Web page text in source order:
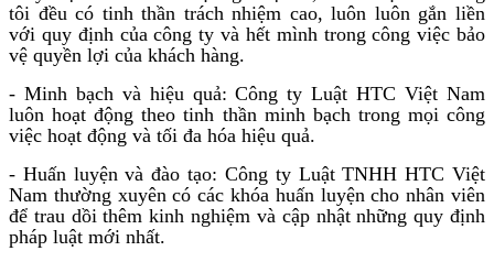
tôi đều có tinh thần trách nhiệm cao, luôn luôn gắn liền
với quy định của công ty và hết mình trong công việc bảo
vệ quyền lợi của khách hàng.
- Minh bạch và hiệu quả: Công ty Luật HTC Việt Nam
luôn hoạt động theo tinh thần minh bạch trong mọi công
việc hoạt động và tối đa hóa hiệu quả.
- Huấn luyện và đào tạo: Công ty Luật TNHH HTC Việt
Nam thường xuyên có các khóa huấn luyện cho nhân viên
để trau dồi thêm kinh nghiệm và cập nhật những quy định
pháp luật mới nhất.